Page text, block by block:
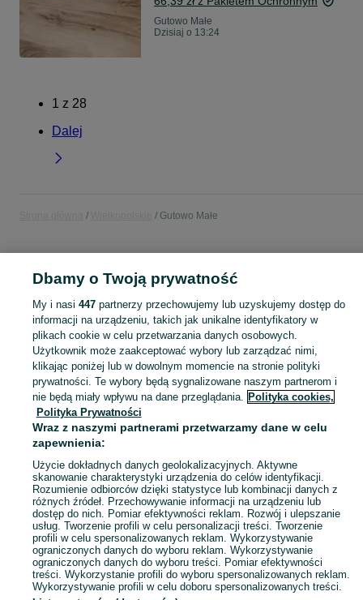
Gutowo Małe
Dzisiaj o 13:24
1 z 28
Dalej
Gutowo Małe
meble stylowe
Skorzystaj z największego serwisu ogłoszeniowego - Gutowo Małe i okolice! Kupuj to, czego pragniesz i sprzedawaj to, czego już nie potrzebujesz! Zobacz
Mapa kategorii
Mapa miejscowości
Mapa ministron
Popularne wyszukiwania
Dbamy o Twoją prywatność
My i nasi 447partnerzy przechowujemy lub uzyskujemy dostęp do
informacji na urządzeniu, takich jak unikalne identyfikatory w
plikach cookie w celu przetwarzania danych osobowych.
Użytkownik może zaakceptować wybory lub zarządzać nimi,
klikając poniżej lub w dowolnym momencie na stronie polityki
prywatności. Te wybory będą sygnalizowane naszym partnerom i
nie będą miały wpływu na dane przeglądania. Polityka cookies,
Polityka Prywatności
Wraz z naszymi partnerami przetwarzamy dane w celu
zapewnienia:
Użycie dokładnych danych geolokalizacyjnych. Aktywne
skanowanie charakterystyki urządzenia do celów identyfikacji.
Rozumienie odbiorców dzięki statystyce lub kombinacji danych z
różnych źródeł. Przechowywanie informacji na urządzeniu lub
dostęp do nich. Pomiar efektywności reklam. Rozwój i ulepszanie
usług. Tworzenie profili w celu personalizacji treści. Tworzenie
profili w celu spersonalizowanych reklam. Wykorzystywanie
ograniczonych danych do wyboru reklam. Wykorzystywanie
ograniczonych danych do wyboru treści. Pomiar efektywności
treści. Wykorzystanie profili do wyboru spersonalizowanych reklam.
Wykorzystywanie profili w celu doboru spersonalizowanych treści.